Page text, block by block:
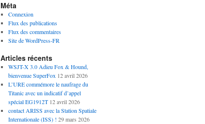
Méta
Connexion
Flux des publications
Flux des commentaires
Site de WordPress-FR
Articles récents
WSJT-X 3.0 Adieu Fox & Hound,
bienvenue SuperFox 12 avril 2026
L’URE commémore le naufrage du
Titanic avec un indicatif d’appel
spécial EG1912T 12 avril 2026
contact ARISS avec la Station Spatiale
Internationale (ISS) ! 29 mars 2026